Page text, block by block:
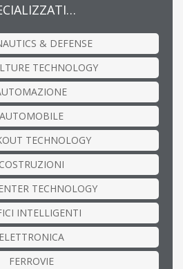
& DEFENSE
TECHNOLOGY
AUTOMOBILE
TECHNOLOGY
COSTRUZIONI
TECHNOLOGY
INTELLIGENTI
ELETTRONICA
FERROVIE